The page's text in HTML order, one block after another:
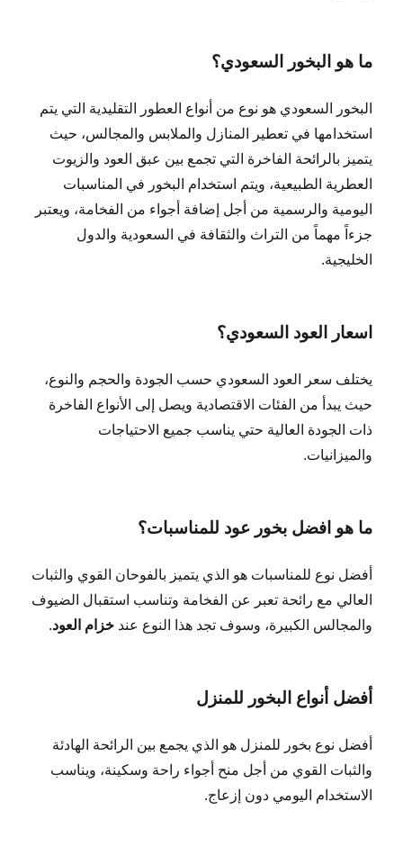
ما هو البخور السعودي؟
البخور السعودي هو نوع من أنواع العطور التقليدية التي يتم
استخدامها في تعطير المنازل والملابس والمجالس، حيث
يتميز بالرائحة الفاخرة التي تجمع بين عبق العود والزيوت
العطرية الطبيعية، ويتم استخدام البخور في المناسبات
اليومية والرسمية من أجل إضافة أجواء من الفخامة، ويعتبر
جزءاً مهماً من التراث والثقافة في السعودية والدول
الخليجية.
اسعار العود السعودي؟
يختلف سعر العود السعودي حسب الجودة والحجم والنوع،
حيث يبدأ من الفئات الاقتصادية ويصل إلى الأنواع الفاخرة
ذات الجودة العالية حتي يناسب جميع الاحتياجات
والميزانيات.
ما هو افضل بخور عود للمناسبات؟
أفضل نوع للمناسبات هو الذي يتميز بالفوحان القوي والثبات
العالي مع رائحة تعبر عن الفخامة وتناسب استقبال الضيوف
والمجالس الكبيرة، وسوف تجد هذا النوع عندخزام العود.
أفضل أنواع البخور للمنزل
أفضل نوع بخور للمنزل هو الذي يجمع بين الرائحة الهادئة
والثبات القوي من أجل منح أجواء راحة وسكينة، ويناسب
الاستخدام اليومي دون إزعاج.